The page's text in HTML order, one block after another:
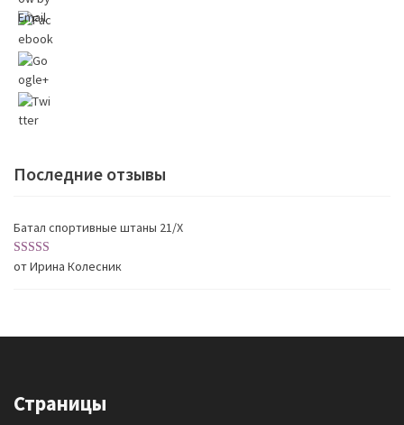
origi
Последние отзывы
Батал спортивные штаны 21/X
Оценка5 из
от Ирина Колесник
Страницы